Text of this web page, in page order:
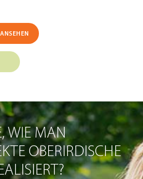
WIE MAN
OBERIRDISCHE